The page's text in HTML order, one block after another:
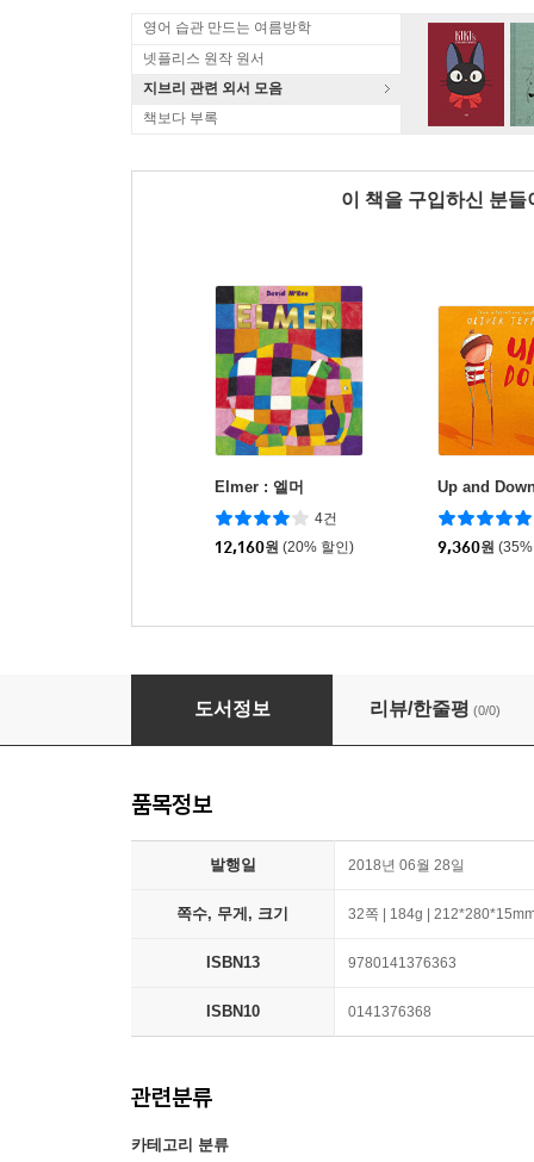
영어 습관 만드는 여름방학
넷플리스 원작 원서
지브리 관련 외서 모음
책보다 부록
이 책을 구입하신 분
Elmer : 엘머
4건
12,160원 (20% 할인)
Up and
9,360원
How to be a Lion
도서정보 리뷰/한줄평 (0/0)
품목정보
발행일 2018년 06월 28일
쪽수, 무게, 크기 32쪽 | 184g |
ISBN13 9780141376363
ISBN10 0141376368
관련분류
카테고리 분류